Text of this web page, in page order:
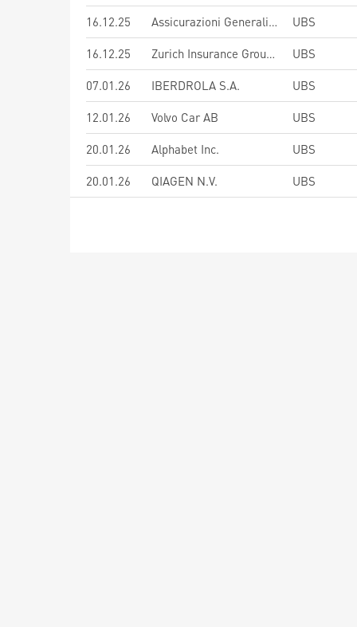
16.12.25
Assicurazioni Generali S.p.A.
UBS
16.12.25
Zurich Insurance Group Ltd
UBS
07.01.26
IBERDROLA S.A.
UBS
12.01.26
Volvo Car AB
UBS
20.01.26
Alphabet Inc.
UBS
20.01.26
QIAGEN N.V. UBS